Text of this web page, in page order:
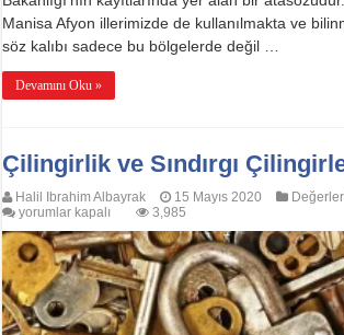
Manisa Afyon illerimizde de kullanılmakta ve
söz kalıbı sadece bu bölgelerde değil …
Devamını Oku »
Çilingirlik ve Sındırgı
Halil Ibrahim Albayrak 15 Mayıs 2020
Çilingirlik
Sındırgı
Çilingirleri
için
yorumlar kapalı 3,985